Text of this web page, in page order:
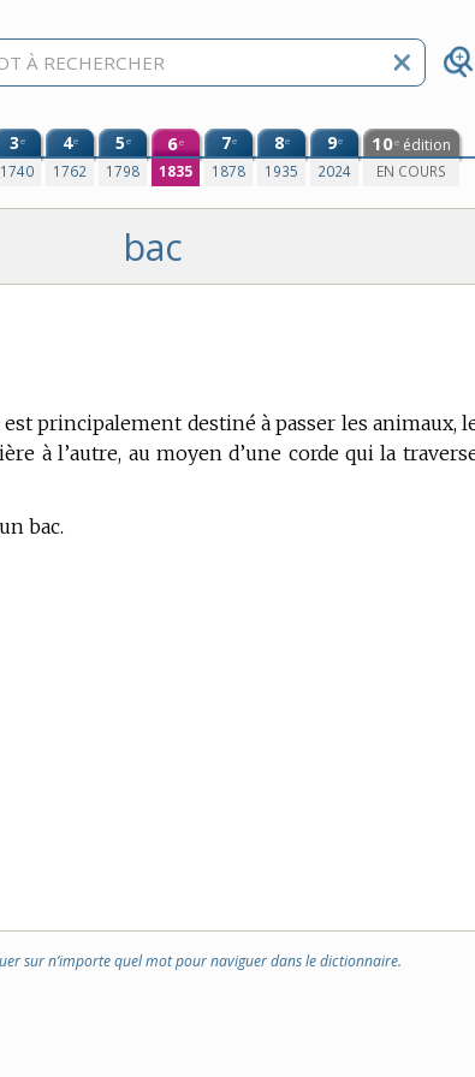
3e
1740
4e
1762
5e
1798
6e
1835
7e
1878
8e
1935
9e
2024
10e édition
EN COURS
bac
principalement destiné à passer les animaux,
à l’autre, au moyen d’une corde qui la
bac.
sur n’importe quel mot pour naviguer dans le dictionnaire.